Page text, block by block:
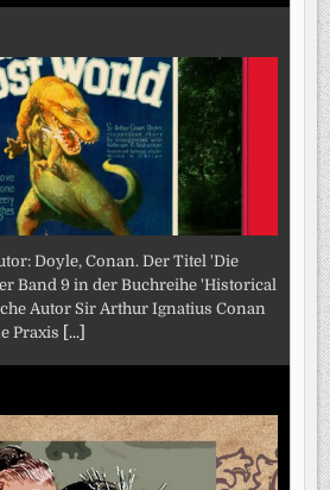
Doyle, Conan. Der Titel 'Die
Band 9 in der Buchreihe 'Historical
Autor Sir Arthur Ignatius Conan
Praxis [...]